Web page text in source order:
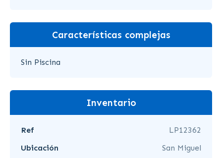
Características complejas
Sin Piscina
Inventario
Ref
LP12362
Ubicación
San Miguel